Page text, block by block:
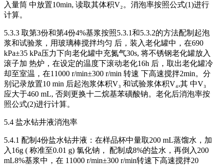
入量筒 中放置10min, 读取其体积V₂。消泡率按照公式(1)进行
计算。
5.3.3 取第3份和第4份4%基浆按照5.3.1和5.3.2的方法配制起泡
浆和试验浆，用玻璃棒搅拌均匀 后，装入老化罐中，在690
kPa±35 kPa压力下向老化罐中充氮气30s, 将不锈钢老化罐放入
滚子加 热炉，在设定的温度下滚动老化16h 后，取出老化罐冷
却至室温，在11000 r/min±300 r/min 转速 下高速搅拌2min。分
别记录放置10 min 后起泡浆体积V₃ 和试验浆体积V₄,其 中V₃
应大于460 mL, 否则更换十二烷基苯磺酸钠。老化后消泡率按
照公式(2)进行计算。
5.4 盐水钻井液消泡率
5.4.1 配制4份盐水钻井液：在样品杯中量取200 mL蒸馏水，加
入16g ( 称准至0.01 g) 氯化钠， 配制成8%的盐水，再倒入200
mL8%基浆中，在 11000 r/min±300 r/min转速下高速搅拌20